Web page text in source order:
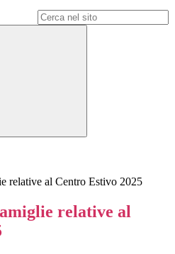
relative al Centro Estivo 2025
relative al